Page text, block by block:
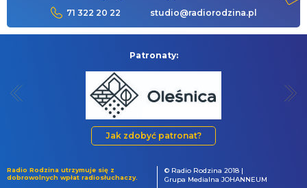
71 322 20 22 studio@radiorodzina.pl
Patronaty:
Jak zdobyć patronat?
Radio Rodzina utrzymuje się z
dobrowolnych wpłat radiosłuchaczy.
© Radio Rodzina 2018 |
Grupa Medialna JOHANNEUM